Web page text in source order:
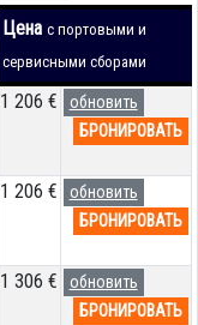
Цена с портовыми и
сервисными сборами
1 206 €
обновить
БРОНИРОВАТЬ
1 206 €
обновить
БРОНИРОВАТЬ
1 306 €
обновить
БРОНИРОВАТЬ